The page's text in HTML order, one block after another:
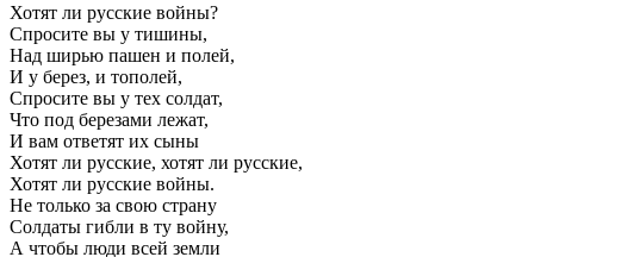
Хотят ли русские войны?
Спросите вы у тишины,
Над ширью пашен и полей,
И у берез, и тополей,
Спросите вы у тех солдат,
Что под березами лежат,
И вам ответят их сыны
Хотят ли русские, хотят ли русские,
Хотят ли русские войны.
Не только за свою страну
Солдаты гибли в ту войну,
А чтобы люди всей земли